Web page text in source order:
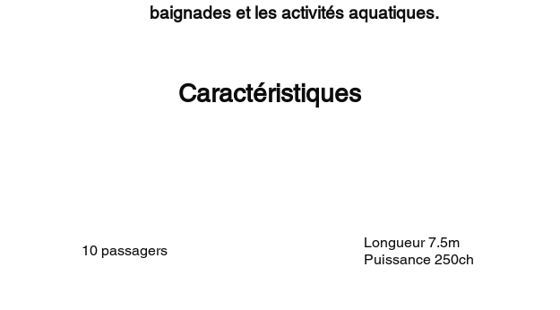
baignades et les activités aquatiques.
Caractéristiques
10 passagers
Longueur 7.5m
Puissance 250ch